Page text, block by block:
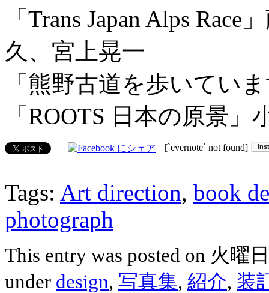
「Trans Japan Alps
久、宮上晃一
「熊野古道を歩いてい
「ROOTS 日本の原景」
[`evernote` not found]
Tags: Art direction, book
photograph
This entry was posted on 火曜
under design, 写真集, 紹介, 装